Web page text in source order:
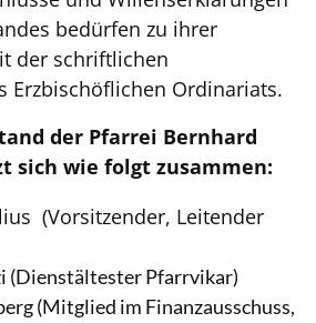
bedürfen zu ihrer
der schriftlichen
Erzbischöflichen Ordinariats.
der Pfarrei Bernhard
sich wie folgt zusammen:
(Vorsitzender, Leitender
(Dienstältester Pfarrvikar)
(Mitglied im Finanzausschuss,